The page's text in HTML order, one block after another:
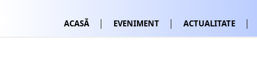
ACASĂ EVENIMENT ACTUALITATE